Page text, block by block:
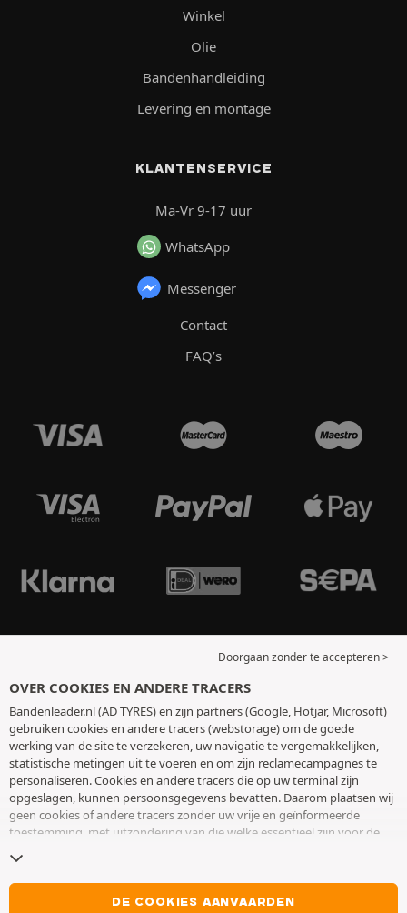
Winkel
Olie
Bandenhandleiding
Levering en montage
KLANTENSERVICE
Ma-Vr 9-17 uur
WhatsApp
Messenger
Contact
FAQ’s
Doorgaan zonder te accepteren >
OVER COOKIES EN ANDERE TRACERS
Bandenleader.nl (AD TYRES) en zijn partners (Google, Hotjar, Microsoft)
gebruiken cookies en andere tracers (webstorage) om de goede
werking van de site te verzekeren, uw navigatie te vergemakkelijken,
statistische metingen uit te voeren en om zijn reclamecampagnes te
personaliseren. Cookies en andere tracers die op uw terminal zijn
opgeslagen, kunnen persoonsgegevens bevatten. Daarom plaatsen wij
geen cookies of andere tracers zonder uw vrije en geïnformeerde
toestemming, met uitzondering van die welke essentieel zijn voor de
toestemming op elk moment intrekken door naar de pagina over
cookies en andere tracerste gaan. U kunt ervoor kiezen om verder te
surfen zonder het deponeren van cookies of andere tracers te
DE COOKIES AANVAARDEN